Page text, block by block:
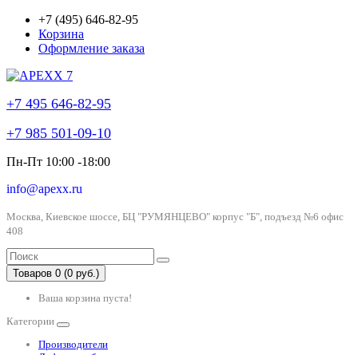
+7 (495) 646-82-95
Корзина
Оформление заказа
+7 495 646-82-95
+7 985 501-09-10
Пн-Пт 10:00 -18:00
info@apexx.ru
Москва, Киевское шоссе, БЦ "РУМЯНЦЕВО" корпус "Б", подъезд №6 офис
408
Товаров 0 (0 руб.)
Ваша корзина пуста!
Категории
Производители